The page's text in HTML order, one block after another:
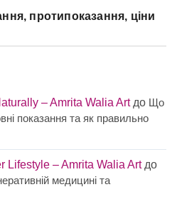
протипоказання, ціни
– Amrita Walia Artдо Що
показання та як правильно
Lifestyle – Amrita Walia Artдо
медицині та